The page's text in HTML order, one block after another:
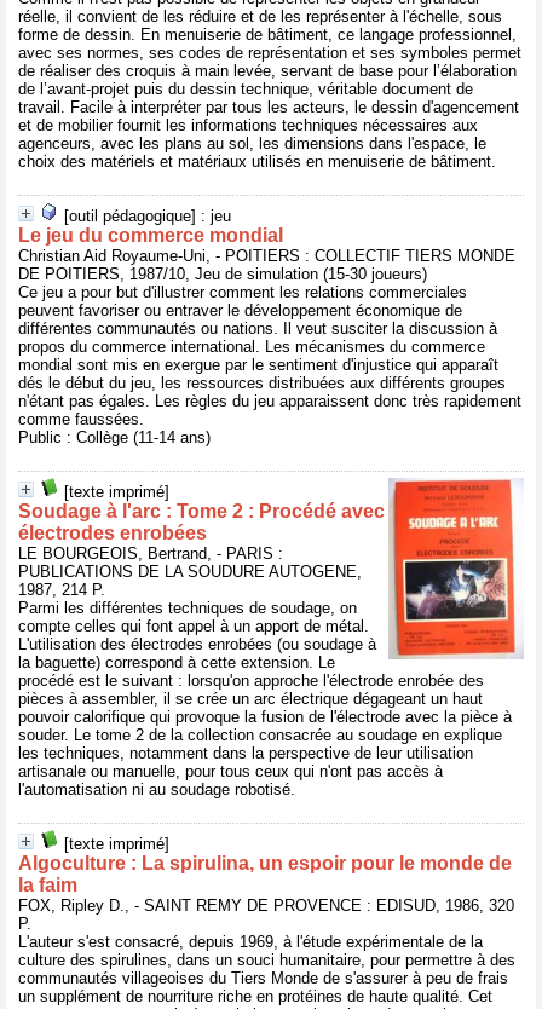
réelle, il convient de les réduire et de les représenter à l'échelle, sous
forme de dessin. En menuiserie de bâtiment, ce langage professionnel,
avec ses normes, ses codes de représentation et ses symboles permet
de réaliser des croquis à main levée, servant de base pour l’élaboration
de l’avant-projet puis du dessin technique, véritable document de
travail. Facile à interpréter par tous les acteurs, le dessin d'agencement
et de mobilier fournit les informations techniques nécessaires aux
agenceurs, avec les plans au sol, les dimensions dans l'espace, le
choix des matériels et matériaux utilisés en menuiserie de bâtiment.
[outil pédagogique] : jeu
Le jeu du commerce mondial
Christian Aid Royaume-Uni, - POITIERS : COLLECTIF TIERS MONDE
DE POITIERS, 1987/10, Jeu de simulation (15-30 joueurs)
Ce jeu a pour but d'illustrer comment les relations commerciales
peuvent favoriser ou entraver le développement économique de
différentes communautés ou nations. Il veut susciter la discussion à
propos du commerce international. Les mécanismes du commerce
mondial sont mis en exergue par le sentiment d'injustice qui apparaît
dés le début du jeu, les ressources distribuées aux différents groupes
n'étant pas égales. Les règles du jeu apparaissent donc très rapidement
comme faussées.
Public : Collège (11-14 ans)
[texte imprimé]
Soudage à l'arc : Tome 2 : Procédé avec
électrodes enrobées
LE BOURGEOIS, Bertrand, - PARIS :
PUBLICATIONS DE LA SOUDURE AUTOGENE,
1987, 214 P.
Parmi les différentes techniques de soudage, on
compte celles qui font appel à un apport de métal.
L'utilisation des électrodes enrobées (ou soudage à
la baguette) correspond à cette extension. Le
procédé est le suivant : lorsqu'on approche l'électrode enrobée des
pièces à assembler, il se crée un arc électrique dégageant un haut
pouvoir calorifique qui provoque la fusion de l'électrode avec la pièce à
souder. Le tome 2 de la collection consacrée au soudage en explique
les techniques, notamment dans la perspective de leur utilisation
artisanale ou manuelle, pour tous ceux qui n'ont pas accès à
l'automatisation ni au soudage robotisé.
[texte imprimé]
Algoculture : La spirulina, un espoir pour le monde de
la faim
FOX, Ripley D., - SAINT REMY DE PROVENCE : EDISUD, 1986, 320
P.
L'auteur s'est consacré, depuis 1969, à l'étude expérimentale de la
culture des spirulines, dans un souci humanitaire, pour permettre à des
communautés villageoises du Tiers Monde de s'assurer à peu de frais
un supplément de nourriture riche en protéines de haute qualité. Cet